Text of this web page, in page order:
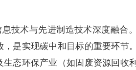
技术与先进制造技术深度融合
是实现碳中和目标的重要环节
态环保产业（如固废资源回收